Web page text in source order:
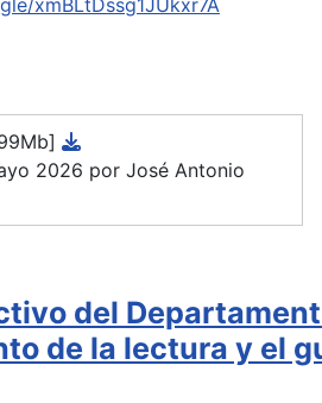
2026 por José Antonio
del
de la lectura y el